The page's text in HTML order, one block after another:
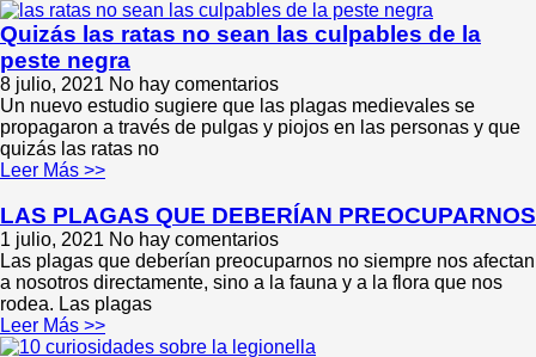
Quizás las ratas no sean las culpables de la
peste negra
8 julio, 2021 No hay comentarios
Un nuevo estudio sugiere que las plagas medievales se
propagaron a través de pulgas y piojos en las personas y que
quizás las ratas no
Leer Más >>
LAS PLAGAS QUE DEBERÍAN PREOCUPARNOS
1 julio, 2021 No hay comentarios
Las plagas que deberían preocuparnos no siempre nos afectan
a nosotros directamente, sino a la fauna y a la flora que nos
rodea. Las plagas
Leer Más >>